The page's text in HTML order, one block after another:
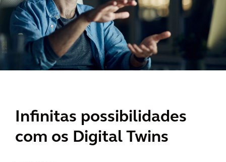
Infinitas possibilidades
com os Digital Twins